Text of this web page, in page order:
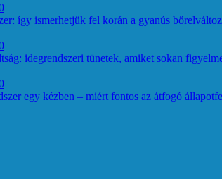
így ismerhetjük fel korán a gyanús
idegrendszeri tünetek, amiket sokan
egy kézben – miért fontos az átfogó